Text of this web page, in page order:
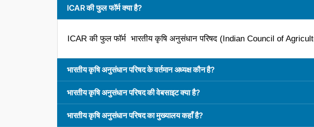
ICAR की फुल फॉर्म क्या है?
ICAR की फुल फॉर्म भारतीय कृषि अनुसंधान परिषद (Indian Council of
भारतीय कृषि अनुसंधान परिषद के वर्तमान अध्यक्ष कौन है?
भारतीय कृषि अनुसंधान परिषद की वेबसाइट क्या है?
भारतीय कृषि अनुसंधान परिषद का मुख्यालय कहाँ है?